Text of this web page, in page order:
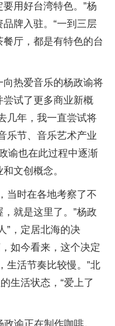
用好台湾特色。”杨
牌入驻。“一到三层
厅，都是有特色的台
热爱音乐的杨政谕将
试了更多商业新概
几年，我一直尝试将
乐节、音乐艺术产业
谕也在此过程中逐渐
文创概念。
当时在各地考察了不
就是这里了。”杨政
”，定居北海的决
如今看来，这个决定
生活节奏比较慢。”北
生活状态，“爱上了